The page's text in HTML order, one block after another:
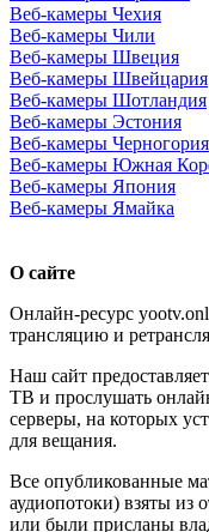
Веб-камеры Чехия
Веб-камеры Чили
Веб-камеры Швеция
Веб-камеры Швейцария
Веб-камеры Шотландия
Веб-камеры Эстония
Веб-камеры Черногория
Веб-камеры Южная
Веб-камеры Япония
Веб-камеры Ямайка
О сайте
Онлайн-ресурс
трансляцию и
Наш сайт
ТВ и прослушать
серверы, на которых
для вещания.
Все опубликованные
аудиопотоки) взяты из
или были присланы